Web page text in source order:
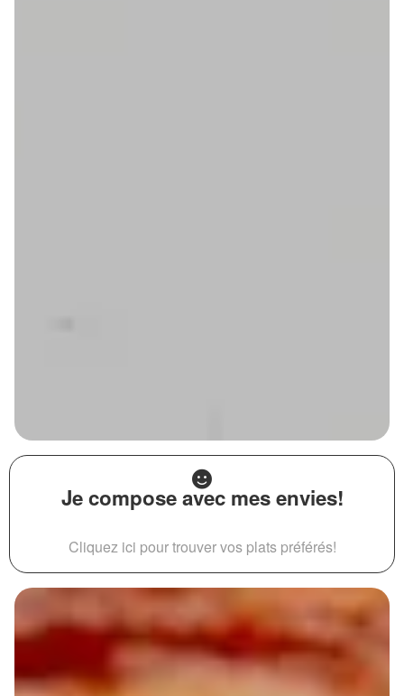
Je compose avec mes envies!
Cliquez ici pour trouver vos plats préférés!